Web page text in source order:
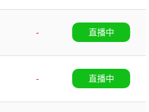
-
直播中
-
直播中